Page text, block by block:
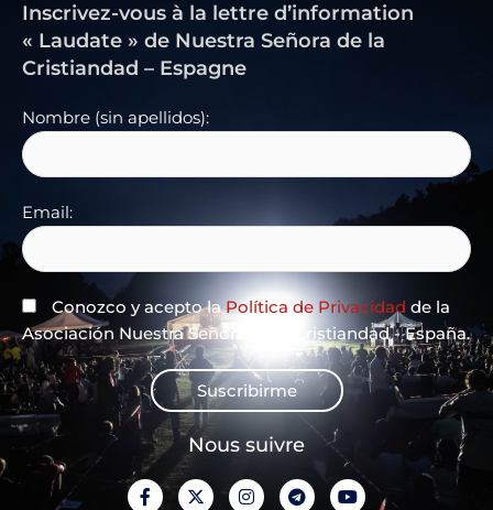
Inscrivez-vous à la lettre d’information
« Laudate » de Nuestra Señora de la
Cristiandad – Espagne
Nombre (sin apellidos):
Email:
Conozco y acepto laPolítica de Privacidad de la
Asociación Nuestra Señora de la Cristiandad - España.
Suscribirme
Nous suivre
F
a
X
-
I
n
T
e
Y
o